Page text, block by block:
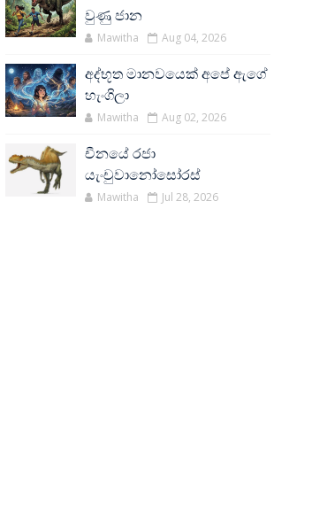
වුණු ජාන
Mawitha Aug 04, 2026
අද්භූත මානවයෙක් අපේ ඇගේ
හැංගිලා
Mawitha Aug 02, 2026
චීනයේ රජා
යැංචුවානෝසෝරස්
Mawitha Jul 28, 2026